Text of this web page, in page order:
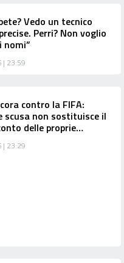
Vedo un tecnico
Perri? Non voglio
nomi”
23:59
contro la FIFA:
scusa non sostituisce il
delle proprie
23:29